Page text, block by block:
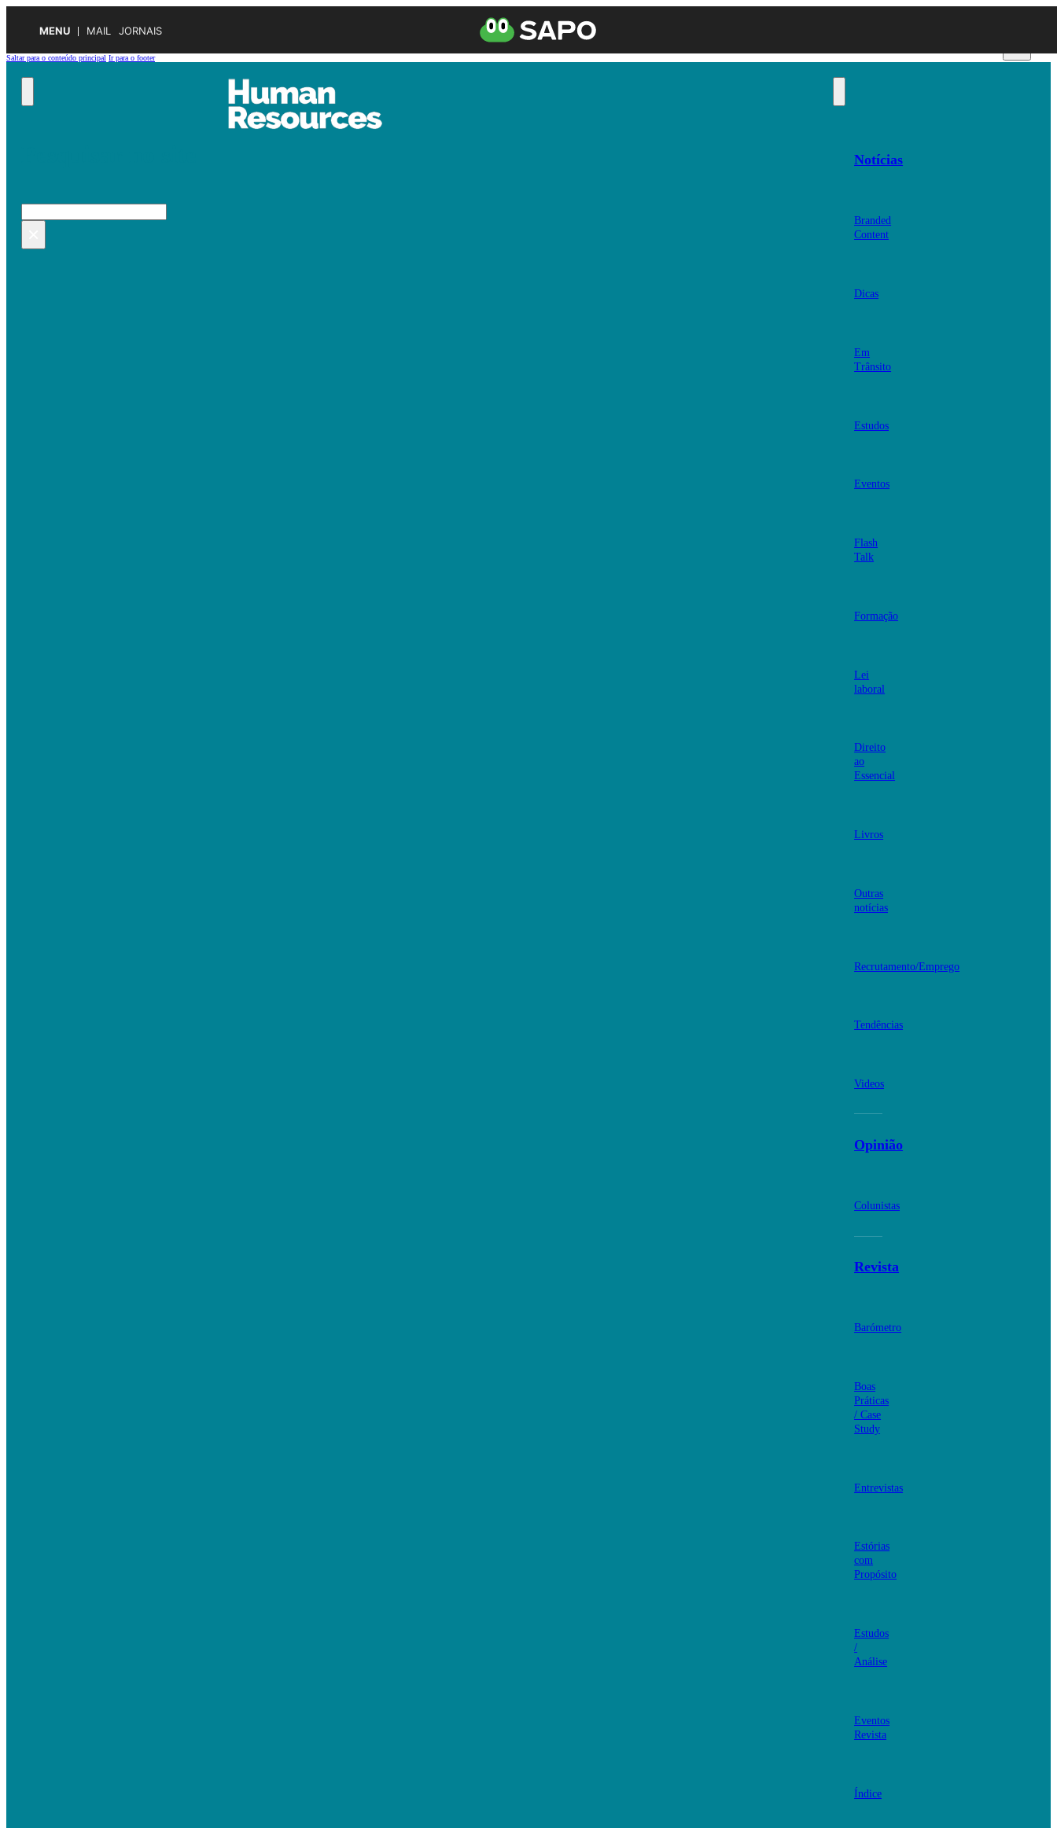
MENU MAIL JORNAIS
Saltar para o conteúdo principal Ir para o footer
Pesquisar
Notícias
Branded
Content
Dicas
Em
Trânsito
Estudos
Eventos
Flash
Talk
Formação
Lei
laboral
Direito
ao
Essencial
Livros
Outras
notícias
Recrutamento/Emprego
Tendências
Videos
Opinião
Colunistas
Revista
Barómetro
Boas
Práticas
/ Case
Study
Entrevistas
Estórias
com
Propósito
Estudos
/
Análise
Eventos
Revista
Índice